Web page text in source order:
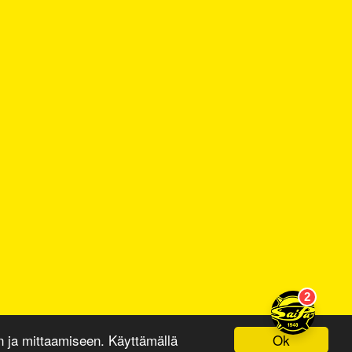
Ok
ja mittaamiseen. Käyttämällä